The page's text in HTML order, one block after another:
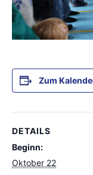
Zum
DETAILS
Beginn:
Oktober 22